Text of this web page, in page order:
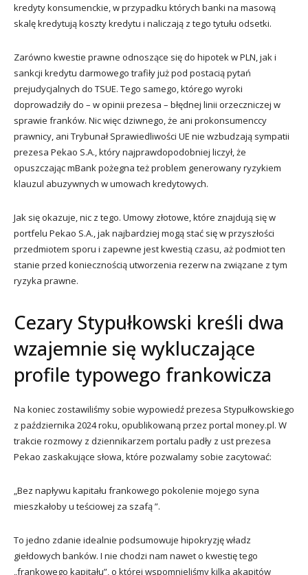
kredyty konsumenckie, w przypadku których banki na masową
skalę kredytują koszty kredytu i naliczają z tego tytułu odsetki.
Zarówno kwestie prawne odnoszące się do hipotek w PLN, jak i
sankcji kredytu darmowego trafiły już pod postacią pytań
prejudycjalnych do TSUE. Tego samego, którego wyroki
doprowadziły do – w opinii prezesa – błędnej linii orzeczniczej w
sprawie franków. Nic więc dziwnego, że ani prokonsumenccy
prawnicy, ani Trybunał Sprawiedliwości UE nie wzbudzają sympatii
prezesa Pekao S.A., który najprawdopodobniej liczył, że
opuszczając mBank pożegna też problem generowany ryzykiem
klauzul abuzywnych w umowach kredytowych.
Jak się okazuje, nic z tego. Umowy złotowe, które znajdują się w
portfelu Pekao S.A., jak najbardziej mogą stać się w przyszłości
przedmiotem sporu i zapewne jest kwestią czasu, aż podmiot ten
stanie przed koniecznością utworzenia rezerw na związane z tym
ryzyka prawne.
Cezary Stypułkowski kreśli dwa
wzajemnie się wykluczające
profile typowego frankowicza
Na koniec zostawiliśmy sobie wypowiedź prezesa Stypułkowskiego
z października 2024 roku, opublikowaną przez portal money.pl. W
trakcie rozmowy z dziennikarzem portalu padły z ust prezesa
Pekao zaskakujące słowa, które pozwalamy sobie zacytować:
„Bez napływu kapitału frankowego pokolenie mojego syna
mieszkałoby u teściowej za szafą ”.
To jedno zdanie idealnie podsumowuje hipokryzję władz
giełdowych banków. I nie chodzi nam nawet o kwestię tego
„frankowego kapitału”, o której wspomnieliśmy kilka akapitów